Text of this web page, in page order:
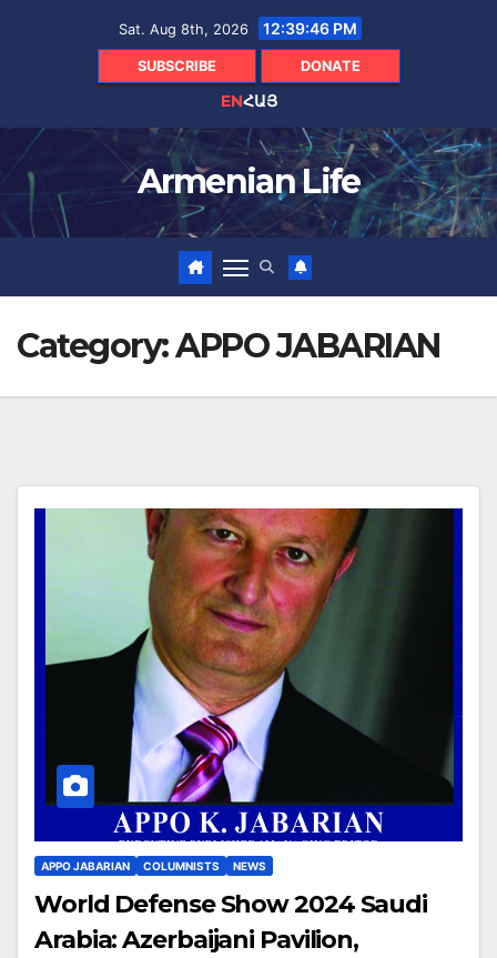
Sat. Aug 8th, 2026 12:39:47 PM
SUBSCRIBE DONATE
ENՀԱՅ
Armenian Life
Category:APPO JABARIAN
APPO JABARIAN COLUMNISTS NEWS
World Defense Show 2024 Saudi
Arabia: Azerbaijani Pavilion,